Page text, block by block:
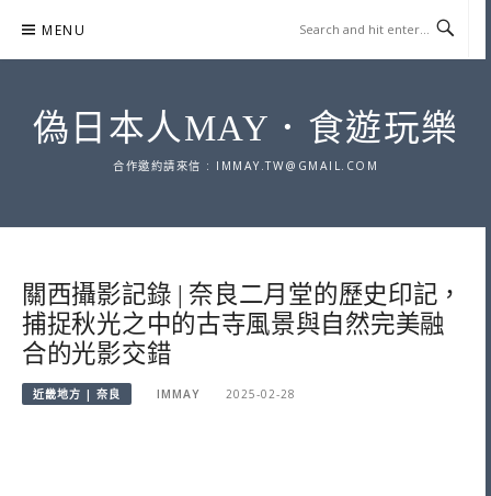
content
MENU
偽日本人MAY．食遊玩樂
合作邀約請來信 : IMMAY.TW@GMAIL.COM
關西攝影記錄 | 奈良二月堂的歷史印記，
捕捉秋光之中的古寺風景與自然完美融
合的光影交錯
近畿地方 | 奈良 IMMAY 2025-02-28